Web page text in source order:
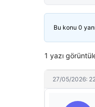
Bu konu 0
1 yazı
27/05/2026: